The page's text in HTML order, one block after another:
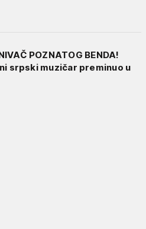
POZNATOG BENDA!
srpski muzičar preminuo u